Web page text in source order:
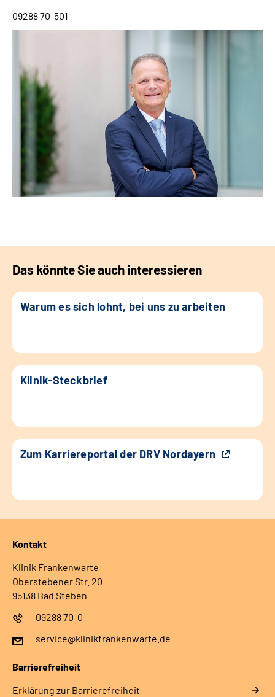
09288 70-501
Das könnte Sie auch interessieren
Warum es sich lohnt, bei uns zu arbeiten
Klinik-Steckbrief
Zum Karriereportal der DRV Nordayern
Kontakt
Klinik Frankenwarte
Oberstebener Str. 20
95138 Bad Steben
09288 70-0
service@klinikfrankenwarte.de
Barrierefreiheit
Erklärung zur Barrierefreiheit